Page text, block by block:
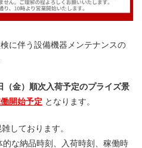
に伴う設備機器メンテナンスの
金）順次入荷予定のプライズ景
開始予定 となります。
しております。
な納品時刻、入荷時刻、稼働時